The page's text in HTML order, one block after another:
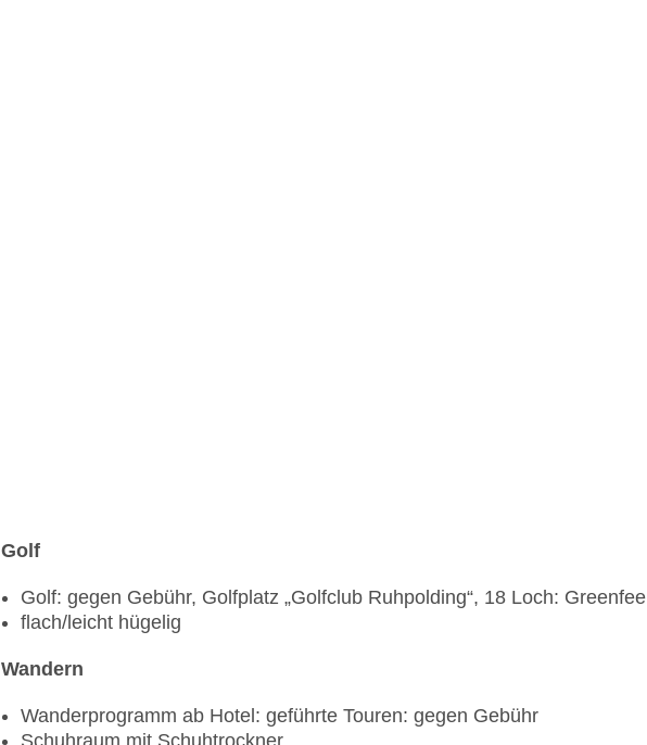
Golf
Golf: gegen Gebühr, Golfplatz „Golfclub Ruhpolding“, 18 Loch: Greenfee
flach/leicht hügelig
Wandern
Wanderprogramm ab Hotel: geführte Touren: gegen Gebühr